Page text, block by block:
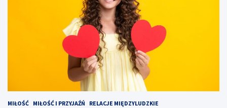
MIŁOŚĆ MIŁOŚĆ I PRZYJAŹŃ
RELACJE MIĘDZYLUDZKIE